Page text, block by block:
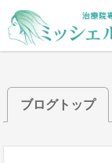
ブログトップ